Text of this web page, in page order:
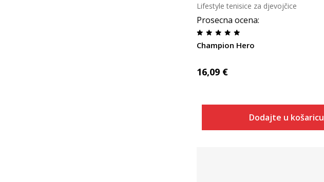
Prosecna ocena:
Champion Hero
Lifestyle tenisice za djevojčice
16,09 €
Dodajte u košaricu